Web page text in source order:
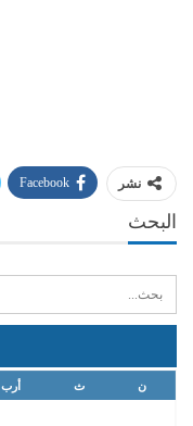
نشر Facebook
البحث
ن ث أرب